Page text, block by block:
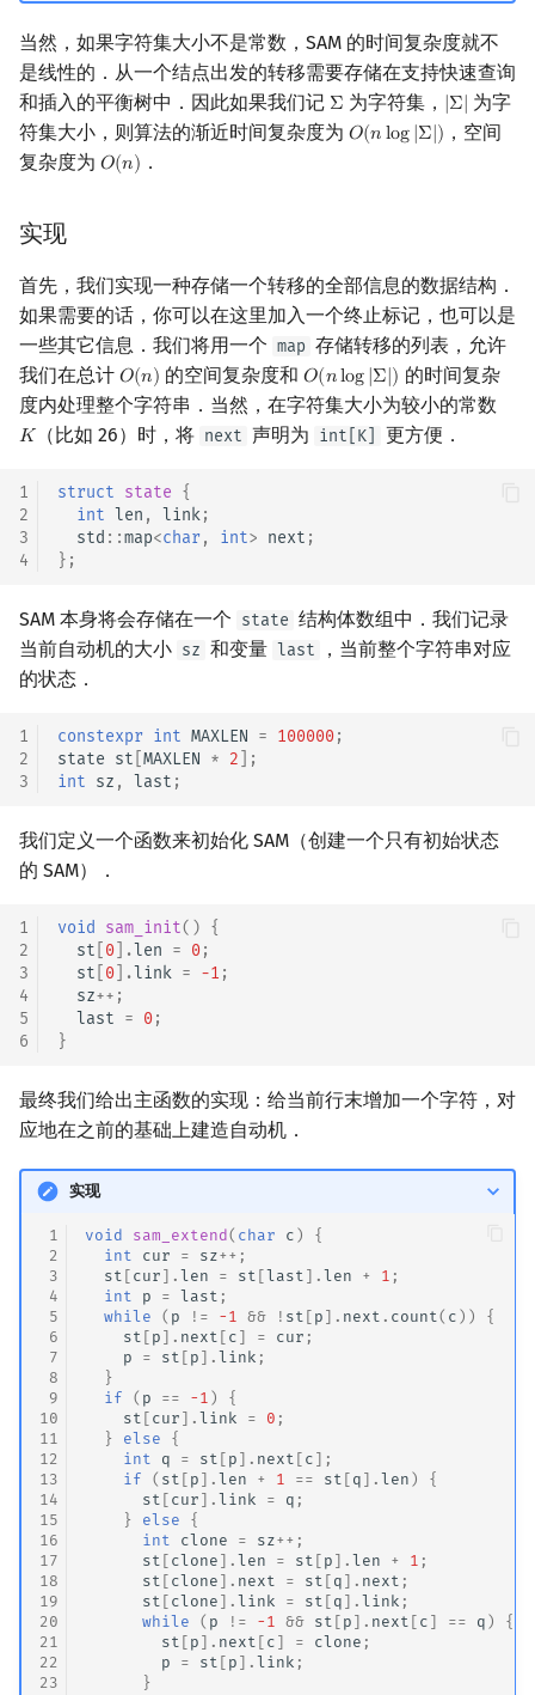
当然，如果字符集大小不是常数，SAM 的时间复杂度就不
是线性的．从一个结点出发的转移需要存储在支持快速查询
和插入的平衡树中．因此如果我们记 Σ
Σ 为字符集， |Σ|
|Σ| 为字
符集大小，则算法的渐近时间复杂度为 𝑂(𝑛log|Σ|)
O(nlog| Σ|)
，空间
复杂度为 𝑂(𝑛)
O(n) ．
实现
首先，我们实现一种存储一个转移的全部信息的数据结构．
如果需要的话，你可以在这里加入一个终止标记，也可以是
一些其它信息．我们将用一个 map 存储转移的列表，允许
我们在总计 𝑂(𝑛)
O(n) 的空间复杂度和𝑂(𝑛log|Σ|)
O(nlog| Σ|)
的时间复杂
度内处理整个字符串．当然，在字符集大小为较小的常数
𝐾
K （比如 26）时，将 next 声明为 int[K] 更方便．
1
2
3
4
struct state {
int len , link;
std ::map<char, int> next ;
};
SAM 本身将会存储在一个 state 结构体数组中．我们记录
当前自动机的大小 sz 和变量 last
，当前整个字符串对应
的状态．
1
2
3
constexpr int MAXLEN = 100000;
state st MAXLEN * 2 ];
int sz , last ;
我们定义一个函数来初始化 SAM（创建一个只有初始状态
的 SAM）．
1
2
3
4
5
6
void sam_init() {
st 0 ].len = 0;
st 0 ].link = -1 ;
sz++ ;
last = 0;
}
最终我们给出主函数的实现：给当前行末增加一个字符，对
应地在之前的基础上建造自动机．
实现
1
2
3
4
5
6
7
8
9
10
11
12
13
14
15
16
17
18
19
20
21
22
23
void sam_extend( char c )
{
int
cur = sz++ ;
st [ cur ].len = st [last ].len + 1 ;
int
p = last ;
while
( p != -1 && ! st [ p ]. next . count( c ))
{
st [ p ]. next [ c ] = cur ;
p
= st [ p ].link ;
}
if
( p == -1 )
{
st [ cur ].link = 0 ;
}
else
{
int
q = st [ p ]. next [ c ];
if
( st [ p ].len + 1 == st [ q ].len )
{
st [ cur ].link = q ;
}
else
{
int
clone = sz++ ;
st [ clone ].len = st [ p ].len + 1 ;
st [ clone ]. next = st [ q ]. next ;
st [ clone ].link = st [ q ].link ;
while
( p != -1 && st [ p ]. next [ c ] == q )
{
st [ p ]. next [ c ] = clone ;
p
= st [ p ].link ;
}